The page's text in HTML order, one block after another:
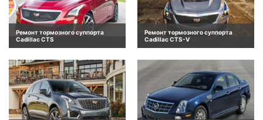
Ремонт тормозного суппорта
Cadillac CTS
Ремонт тормозного суппорта
Cadillac CTS-V